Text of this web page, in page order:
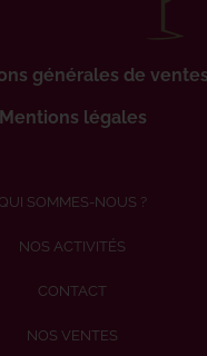
générales de ventes
Mentions légales
QUI SOMMES-NOUS ?
NOS ACTIVITÉS
CONTACT
NOS VENTES